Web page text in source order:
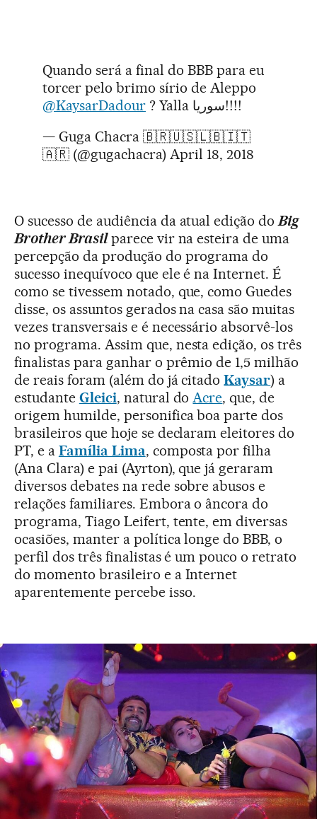
Quando será a final do BBB para eu
torcer pelo brimo sírio de Aleppo
@KaysarDadour
? Yalla سوريا!!!!
— Guga Chacra 🇧🇷🇺🇸🇱🇧🇮🇹
🇦🇷 (@gugachacra) April 18, 2018
O sucesso de audiência da atual edição doBig
Brother Brasil parece vir na esteira de uma
percepção da produção do programa do
sucesso inequívoco que ele é na Internet. É
como se tivessem notado, que, como Guedes
disse, os assuntos gerados na casa são muitas
vezes transversais e é necessário absorvê-los
no programa. Assim que, nesta edição, os três
finalistas para ganhar o prêmio de 1,5 milhão
de reais foram (além do já citadoKaysar) a
estudante Gleici, natural doAcre, que, de
origem humilde, personifica boa parte dos
brasileiros que hoje se declaram eleitores do
PT, e a Família Lima, composta por filha
(Ana Clara) e pai (Ayrton), que já geraram
diversos debates na rede sobre abusos e
relações familiares. Embora o âncora do
programa, Tiago Leifert, tente, em diversas
ocasiões, manter a política longe do BBB, o
perfil dos três finalistas é um pouco o retrato
do momento brasileiro e a Internet
aparentemente percebe isso.